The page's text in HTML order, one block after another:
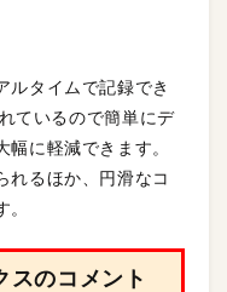
ルタイムで記録でき
ているので簡単にデ
に軽減できます。
れるほか、円滑なコ
スのコメント